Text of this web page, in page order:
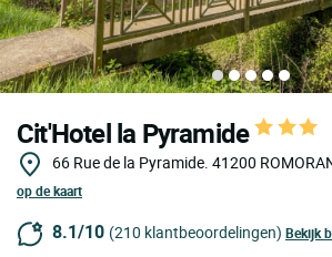
Cit'Hotel la Pyramide
66 Rue de la Pyramide. 41200
op de kaart
8.1/10 (210 klantbeoordelingen) Bekijk